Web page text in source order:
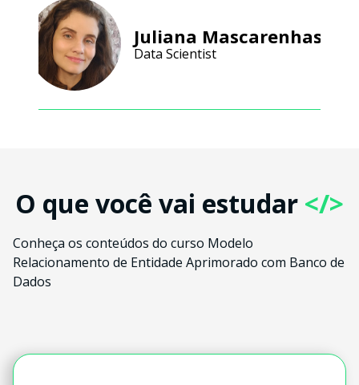
Juliana Mascarenhas
Data Scientist
O que você vai estudar </>
Conheça os conteúdos do curso Modelo
Relacionamento de Entidade Aprimorado com Banco de
Dados